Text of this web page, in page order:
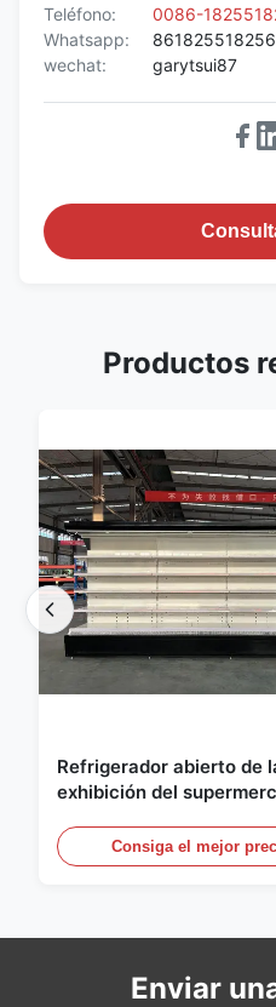
Teléfono:
0086-
Whatsapp:
wechat:
garytsui87
Productos
Refrigerador abierto de
exhibición del
iluminación del LED
Consiga el mejor
Enviar